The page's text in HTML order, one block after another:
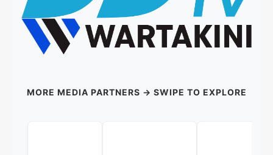
MORE MEDIA PARTNERS → SWIPE TO EXPLORE